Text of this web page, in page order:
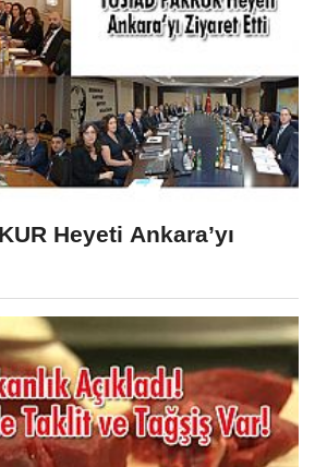
Heyeti Ankara’yı